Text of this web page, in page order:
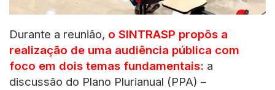
Durante a reunião, o SINTRASP propôs a
realização de uma audiência pública com
foco em dois temas fundamentais: a
discussão do Plano Plurianual (PPA) –